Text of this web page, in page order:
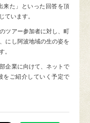
来た」といった回答を頂
ています。
ツアー参加者に対し、町
にし阿波地域の生の姿を
。
企業に向けて、ネットで
をご紹介していく予定で